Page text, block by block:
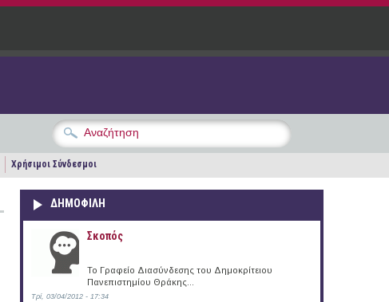
Χρήσιμοι Σύνδεσμοι
ΔΗΜΟΦΙΛΗ
Σκοπός
Το Γραφείο Διασύνδεσης του Δημοκρίτειου
Πανεπιστημίου Θράκης...
Τρί, 03/04/2012 - 17:34